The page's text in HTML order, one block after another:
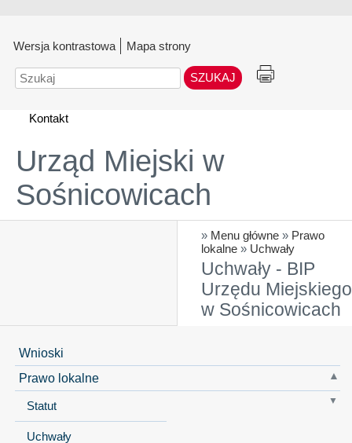
Wersja kontrastowa Mapa strony
Szukaj
Kontakt
Urząd Miejski w
Sośnicowicach
» Menu główne » Prawo
lokalne » Uchwały
Uchwały - BIP
Urzędu Miejskiego
w Sośnicowicach
Wnioski
Prawo lokalne
Statut
Uchwały